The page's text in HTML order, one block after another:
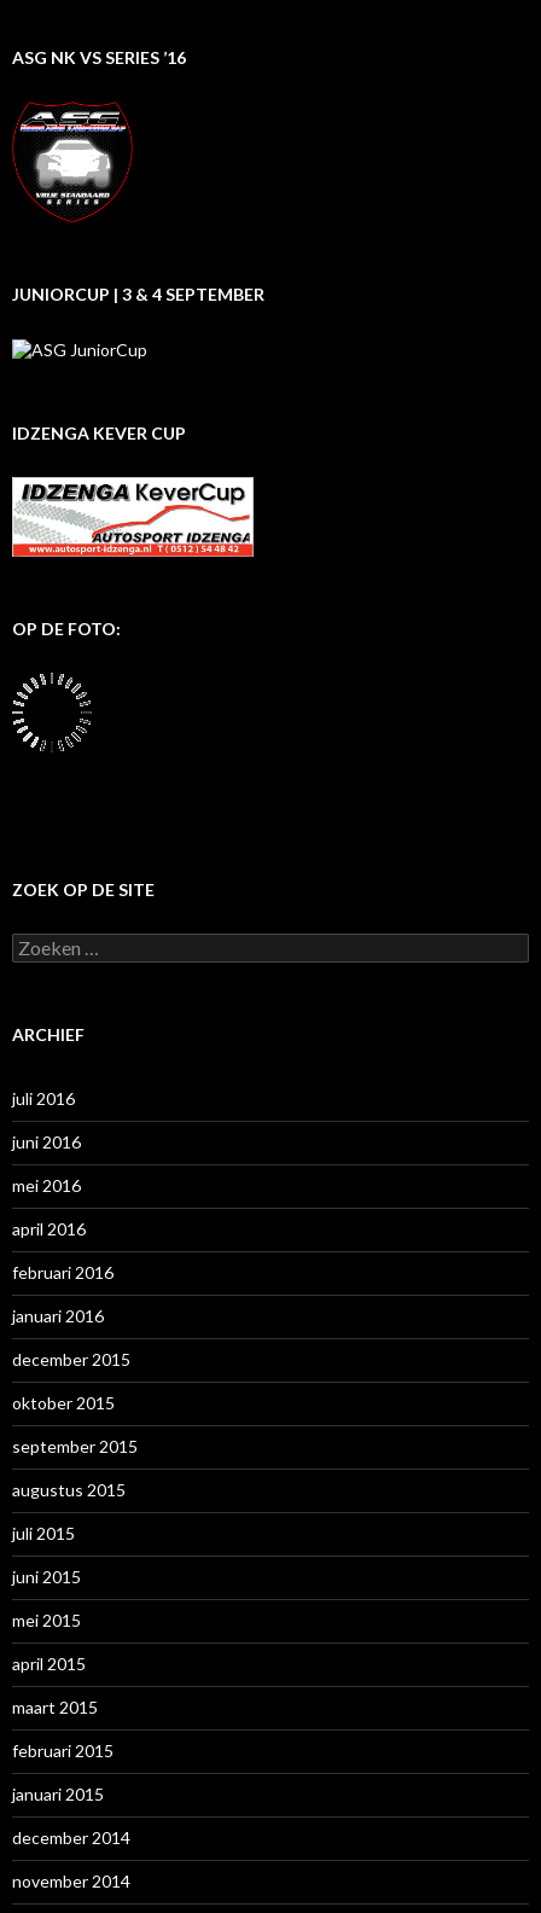
ASG NK VS SERIES ’16
JUNIORCUP | 3 & 4 SEPTEMBER
IDZENGA KEVER CUP
OP DE FOTO:
ZOEK OP DE SITE
Z
o
e
a
a
r
:
ARCHIEF
juli 2016
juni 2016
mei 2016
april 2016
februari 2016
januari 2016
december 2015
oktober 2015
september 2015
augustus 2015
juli 2015
juni 2015
mei 2015
april 2015
maart 2015
februari 2015
januari 2015
december 2014
november 2014